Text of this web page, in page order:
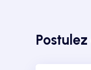
Postulez